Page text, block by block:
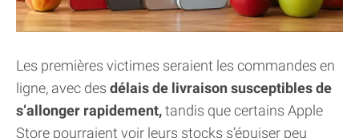
Les premières victimes seraient les commandes en
ligne, avec des délais de livraison susceptibles de
s’allonger rapidement,tandis que certains Apple
Store pourraient voir leurs stocks s’épuiser peu